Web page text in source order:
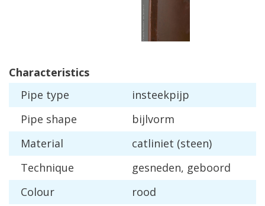
Characteristics
Pipe type
insteekpijp
Pipe shape
bijlvorm
Material
catliniet (steen)
Technique
gesneden, geboord
Colour
rood